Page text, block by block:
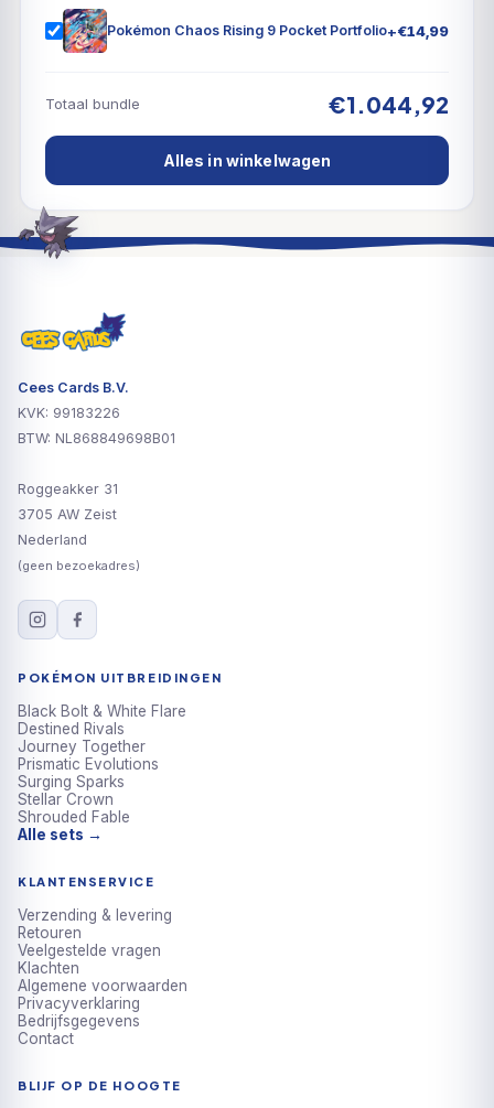
Pokémon Chaos Rising 9 Pocket Portfolio+€14,99
Totaal bundle €1.044,92
Alles in winkelwagen
Cees Cards B.V.
KVK: 99183226
BTW: NL868849698B01
Roggeakker 31
3705 AW Zeist
Nederland
(geen bezoekadres)
POKÉMON UITBREIDINGEN
Black Bolt & White Flare
Destined Rivals
Journey Together
Prismatic Evolutions
Surging Sparks
Stellar Crown
Shrouded Fable
Alle sets →
KLANTENSERVICE
Verzending & levering
Retouren
Veelgestelde vragen
Klachten
Algemene voorwaarden
Privacyverklaring
Bedrijfsgegevens
Contact
BLIJF OP DE HOOGTE